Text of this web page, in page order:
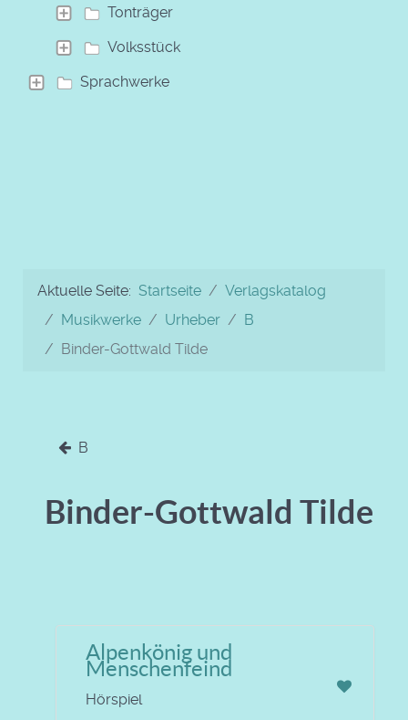
Tonträger
Volksstück
Sprachwerke
Aktuelle Seite: Startseite
Verlagskatalog
Musikwerke
Urheber
B
Binder-Gottwald Tilde
B
Binder-Gottwald Tilde
Alpenkönig und
Menschenfeind
Hörspiel